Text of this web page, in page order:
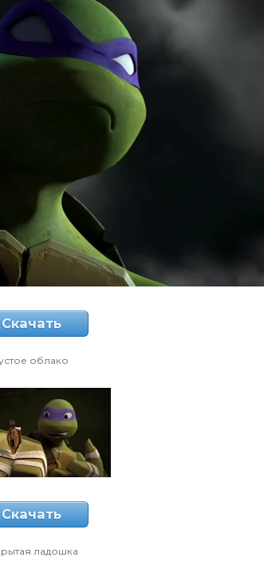
Скачать
облако
Скачать
ладошка